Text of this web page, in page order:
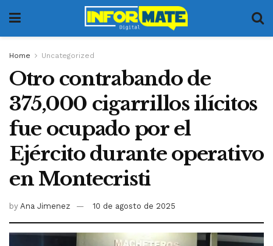
Home Uncategorized
Otro contrabando de
375,000 cigarrillos ilícitos
fue ocupado por el
Ejército durante operativo
en Montecristi
by Ana Jimenez 10 de agosto de 2025